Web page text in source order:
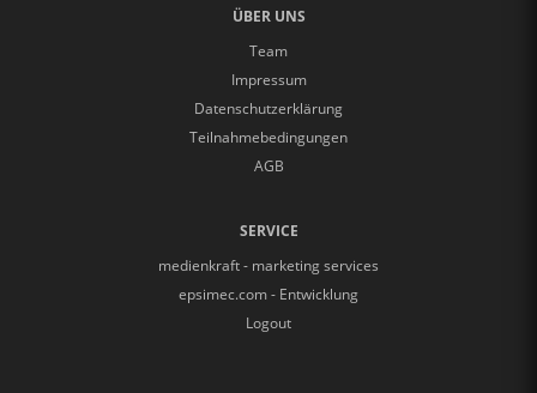
ÜBER UNS
Team
Impressum
Datenschutzerklärung
Teilnahmebedingungen
AGB
SERVICE
medienkraft - marketing services
epsimec.com - Entwicklung
Logout